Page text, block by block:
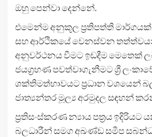
ඔහු පෙන්වා දෙන්නේ.
එමෙන්ම අනුකූල ප්‍රතිපත්ති
සහ ආර්ථිකයේ වෙනස්වන
අනුවර්ථනය වීමට ඉඩදීම මෙතෙක්
ජයග්‍රහණ පවත්වාගැනීමට ශ්‍රී
ශක්තිමත්භාවයට ප්‍රධාන වශයෙන්
ජාත්‍යන්තර මූල්‍ය අරමුදල සඳහන්
ප්‍රතිසංස්කරණ න්‍යාය පත්‍රය ඉදිරියට
බලධාරීන් සමග අඛණ්ඩ සමීප